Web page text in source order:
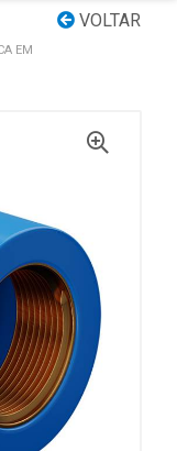
VOLTAR
EM